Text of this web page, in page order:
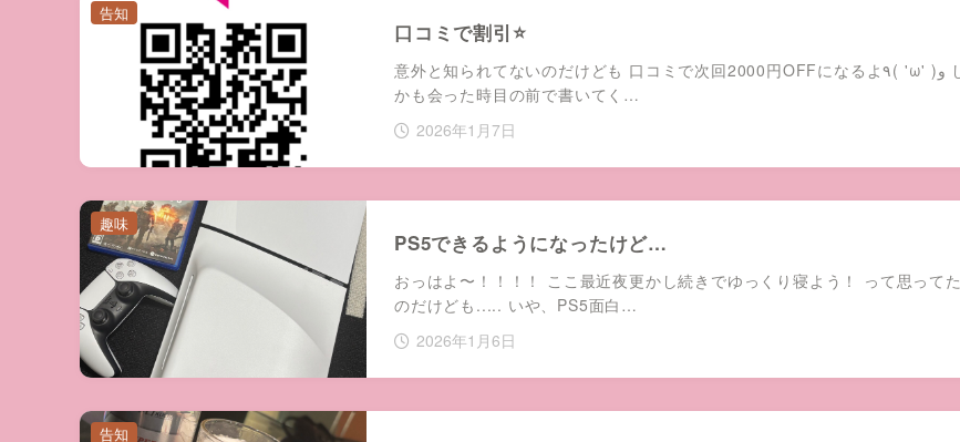
口コミで割引⭐️
意外と知られてないのだけども 口コミで次回2000円OFFになるよ٩( 'ω' )و し
かも会った時目の前で書いてく…
2026年1月7日
告知
PS5できるようになったけど…
おっはよ〜！！！！ ここ最近夜更かし続きでゆっくり寝よう！ って思ってた
のだけども..... いや、PS5面白…
2026年1月6日
趣味
告知